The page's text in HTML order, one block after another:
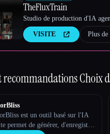
TheFluxTrain
Studio de production d'IA
VISITE Plus de
recommandationsChoix
est un outil basé sur l'IA
permet de générer, d'enregistrer